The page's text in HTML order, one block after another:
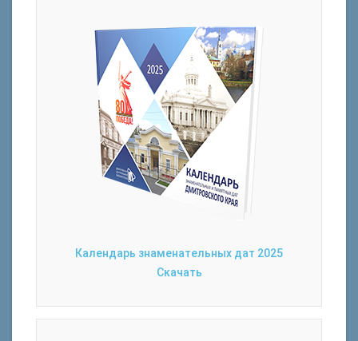
Календарь знаменательных дат 2025
Скачать